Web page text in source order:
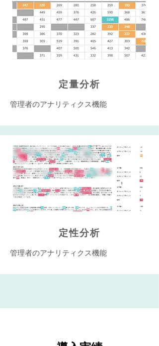
定量分析
管理者のアナリティクス機能
定性分析
管理者のアナリティクス機能